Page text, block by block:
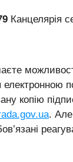
Канцелярія
електронною
копію
. Але